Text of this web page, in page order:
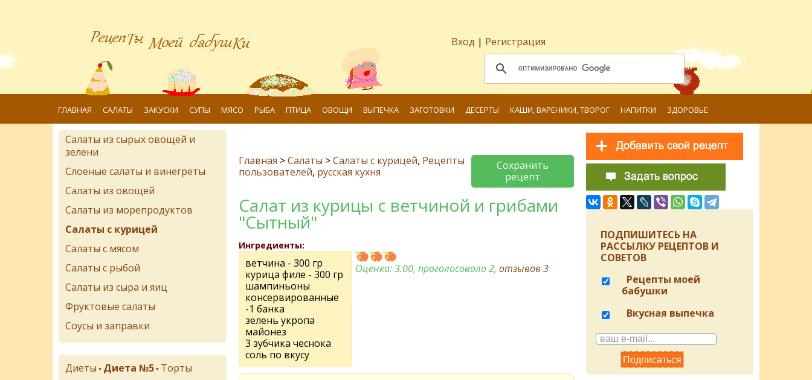
Вход | Регистрация
ГЛАВНАЯ САЛАТЫ ЗАКУСКИ СУПЫ МЯСО РЫБА ПТИЦА ОВОЩИ ВЫПЕЧКА ЗАГОТОВКИ ДЕСЕРТЫ КАШИ, ВАРЕНИКИ, ТВОРОГ НАПИТКИ ЗДОРОВЬЕ
Главная >Салаты >Салаты с курицей, Рецепты
пользователей, русская кухня
Сохранить
рецепт
Салат из курицы с ветчиной и грибами
"Сытный"
Ингредиенты:
ветчина - 300 гр
курица филе - 300 гр
шампиньоны
консервированные
-1 банка
зелень укропа
майонез
3 зубчика чеснока
соль по вкусу
Оценка:3.00, проголосовало 2,отзывов3
Салаты из сырых овощей и
зелени
Слоеные салаты и винегреты
Салаты из овощей
Салаты из морепродуктов
Салаты с курицей
Салаты с мясом
Салаты с рыбой
Салаты из сыра и яиц
Фруктовые салаты
Соусы и заправки
Диеты • Диета №5 • Торты
ПОДПИШИТЕСЬ НА
РАССЫЛКУ РЕЦЕПТОВ И
СОВЕТОВ
Рецепты моей
бабушки
Вкусная выпечка